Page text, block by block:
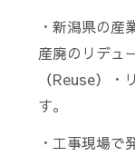
・新潟県の産
産廃のリデュ
（Reuse）
す。
・工事現場で